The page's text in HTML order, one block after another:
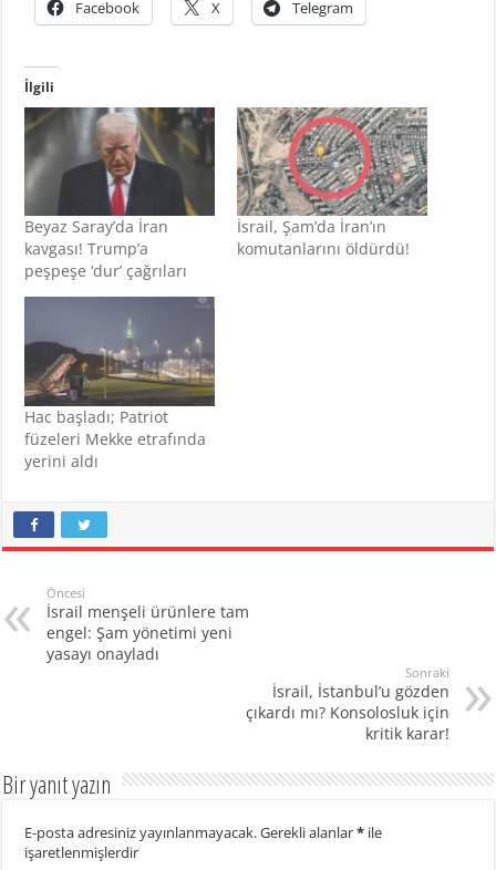
Facebook X Telegram
İlgili
Beyaz Saray’da İran
kavgası! Trump’a
peşpeşe ‘dur’ çağrıları
İsrail, Şam’da İran’ın
komutanlarını öldürdü!
Hac başladı; Patriot
füzeleri Mekke etrafında
yerini aldı
Öncesi
İsrail menşeli ürünlere tam
engel: Şam yönetimi yeni
yasayı onayladı
Sonraki
İsrail, İstanbul’u gözden
çıkardı mı? Konsolosluk için
kritik karar!
Bir yanıt yazın
E-posta adresiniz yayınlanmayacak.Gerekli alanlar* ile
işaretlenmişlerdir